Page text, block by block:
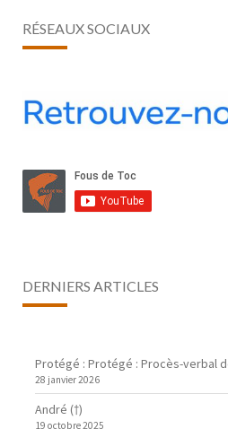
RÉSEAUX SOCIAUX
DERNIERS ARTICLES
Protégé : Protégé : Procès-verbal
28 janvier 2026
André (†)
19 octobre 2025